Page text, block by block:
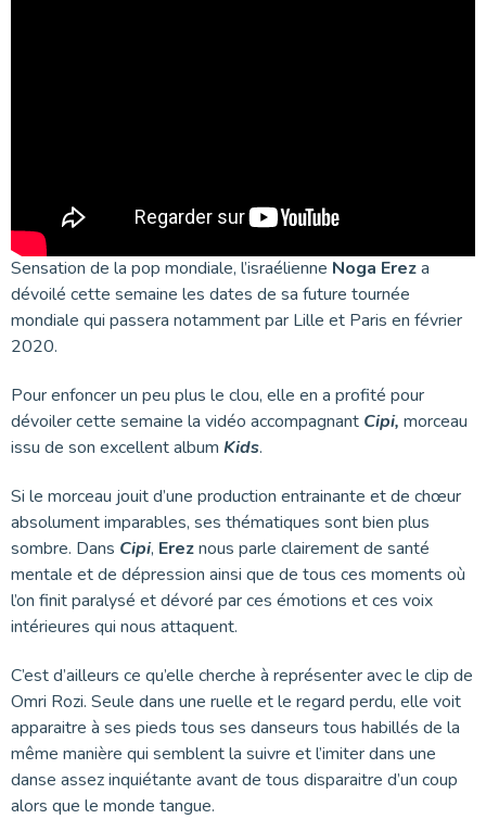
Sensation de la pop mondiale, l’israélienne Noga Ereza
dévoilé cette semaine les dates de sa future tournée
mondiale qui passera notamment par Lille et Paris en février
2020.
Pour enfoncer un peu plus le clou, elle en a profité pour
dévoiler cette semaine la vidéo accompagnant Cipi, morceau
issu de son excellent album Kids.
Si le morceau jouit d’une production entrainante et de chœur
absolument imparables, ses thématiques sont bien plus
sombre. Dans Cipi, Ereznous parle clairement de santé
mentale et de dépression ainsi que de tous ces moments où
l’on finit paralysé et dévoré par ces émotions et ces voix
intérieures qui nous attaquent.
C’est d’ailleurs ce qu’elle cherche à représenter avec le clip de
Omri Rozi. Seule dans une ruelle et le regard perdu, elle voit
apparaitre à ses pieds tous ses danseurs tous habillés de la
même manière qui semblent la suivre et l’imiter dans une
danse assez inquiétante avant de tous disparaitre d’un coup
alors que le monde tangue.